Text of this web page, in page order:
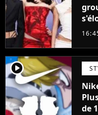
player2
de